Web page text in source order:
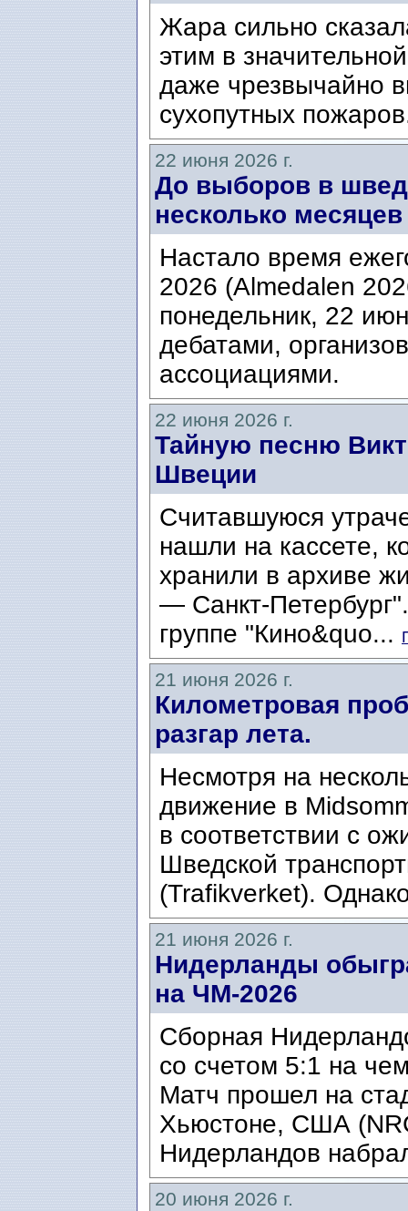
Жара сильно
этим в
даже чрезвычайно
сухопутных
22 июня 2026 г.
До выборов в
несколько месяцев
Настало время
2026 (Almedalen
понедельник, 22
дебатами,
ассоциациями.
22 июня 2026 г.
Тайную песню
Швеции
Считавшуюся
нашли на кассете,
хранили в архиве
— Санкт-
группе "Кино&quo...
21 июня 2026 г.
Километровая
разгар лета.
Несмотря на
движение в
в соответствии с
Шведской
(Trafikverket).
21 июня 2026 г.
Нидерланды
на ЧМ-2026
Сборная
со счетом 5:1 на
Матч прошел на
Хьюстоне, США
Нидерландов
20 июня 2026 г.